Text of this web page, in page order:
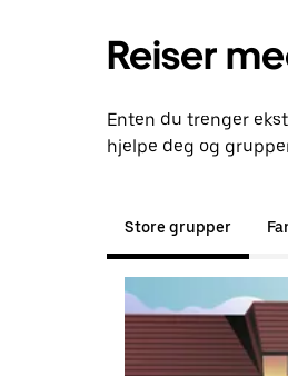
Reiser
Enten du trenger
hjelpe deg og
Store grupper